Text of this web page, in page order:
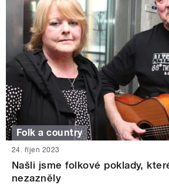
Folk a country
24. říjen 2023
Našli jsme folkové poklady,
nezazněly